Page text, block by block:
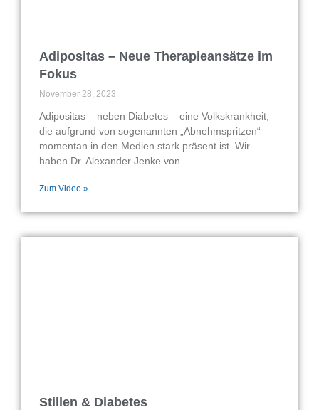
Adipositas – Neue Therapieansätze im
Fokus
November 28, 2023
Adipositas – neben Diabetes – eine Volkskrankheit,
die aufgrund von sogenannten „Abnehmspritzen“
momentan in den Medien stark präsent ist. Wir
haben Dr. Alexander Jenke von
Zum Video »
Stillen & Diabetes